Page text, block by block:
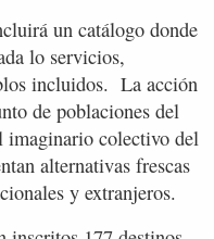
un catálogo donde
lo servicios,
incluidos. La acción
de poblaciones del
imaginario colectivo del
alternativas frescas
y extranjeros.